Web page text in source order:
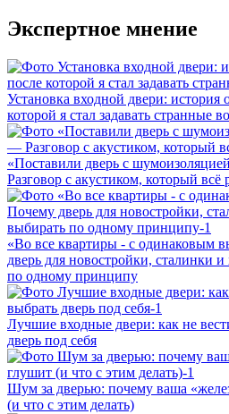
Экспертное мнение
Установка входной двери: история
которой я стал задавать странные
«Поставили дверь с
Разговор с акустиком, который всё
«Во все квартиры - с одинаковым
дверь для новостройки, сталинки
по одному принципу
Лучшие входные двери: как не
дверь под себя
Шум за дверью: почему ваша
(и что с этим делать)